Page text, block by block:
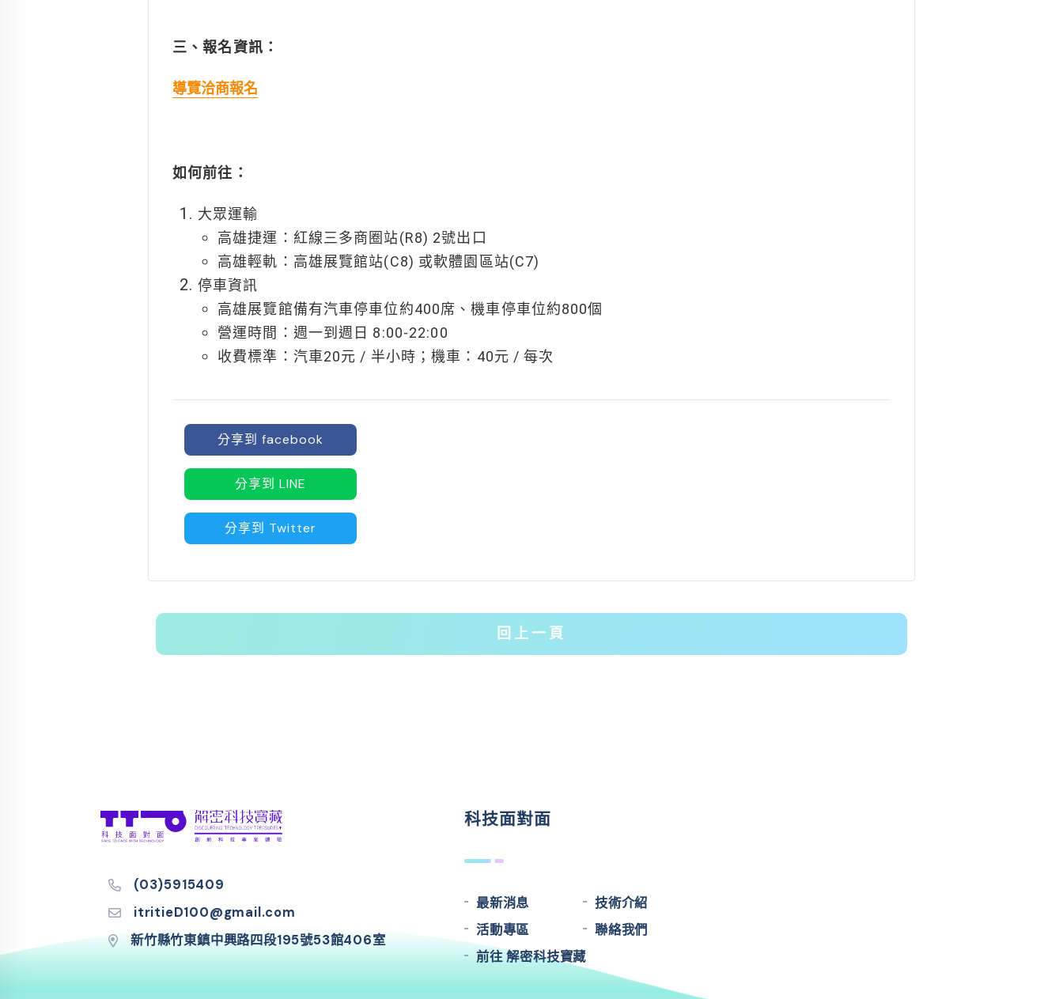
三、報名資訊：
導覽洽商報名
如何前往：
大眾運輸
高雄捷運：紅線三多商圈站(R8) 2號出口
高雄輕軌：高雄展覽館站(C8) 或軟體園區站(C7)
停車資訊
高雄展覽館備有汽車停車位約400席、機車停車位約800個
營運時間：週一到週日 8:00-22:00
收費標準：汽車20元 / 半小時；機車：40元 / 每次
分享到 facebook
分享到 LINE
分享到 Twitter
回上一頁
(03)5915409
itritieD100@gmail.com
新竹縣竹東鎮中興路四段195號53館406室
科技面對面
最新消息
技術介紹
活動專區
聯絡我們
前往 解密科技寶藏